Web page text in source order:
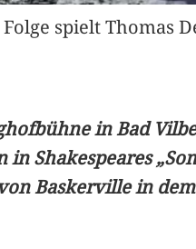
spielt Thomas
in Bad
Shakespeares
Baskerville in dem